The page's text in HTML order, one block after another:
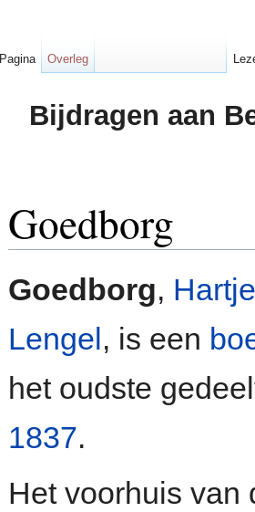
Bijdragen aan
Goedborg
Goedborg,
Lengel , is een
het oudste
1837.
Het voorhuis van
Pagina Overleg